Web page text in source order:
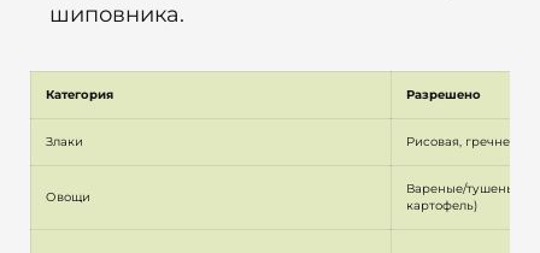
шиповника.
Категория Разрешено
Злаки Рисовая,
Овощи
Вареные/тушеные
картофель)